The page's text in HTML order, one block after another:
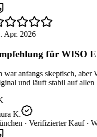
Apr. 2026
für WISO
war anfangs skeptisch, aber
und läuft stabil auf allen
K.
· Verifizierter Kauf ·